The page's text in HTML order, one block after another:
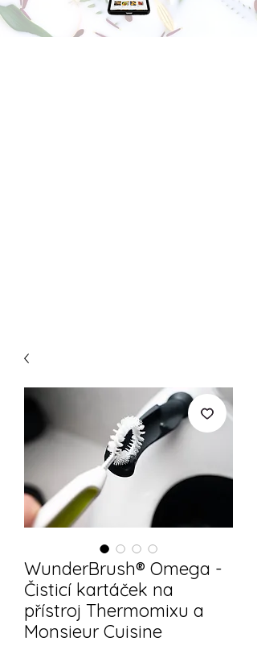
WunderBrush® Omega -
Čisticí kartáček na
přístroj Thermomixu a
Monsieur Cuisine